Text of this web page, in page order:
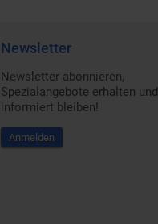
Newsletter
Newsletter abonnieren,
Spezialangebote erhalten und
informiert bleiben!
Anmelden